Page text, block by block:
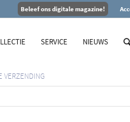
Beleef ons digitale magazine!
SERVICE NIEUWS
VERZENDING